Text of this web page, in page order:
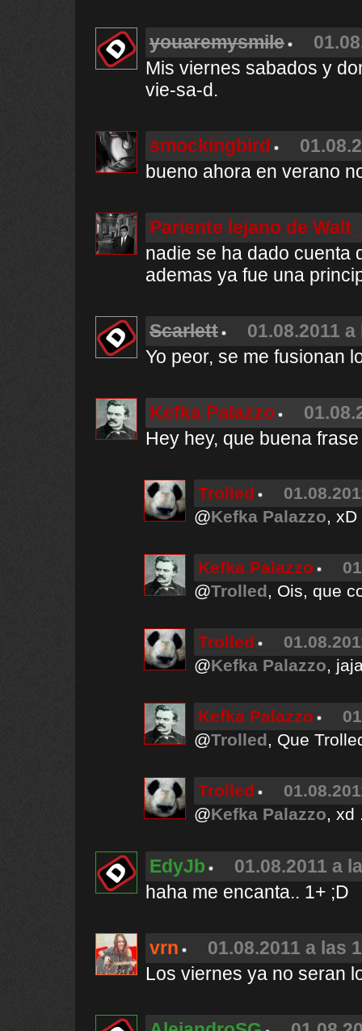
youaremysmile
Mis viernes sabados y
vie-sa-d.
smockingbird
bueno ahora en verano
Pariente lejano de
nadie se ha dado cuenta
ademas ya fue una
Scarlett
01.08.2011
Yo peor, se me fusionan
Kefka Palazzo
Hey hey, que buena
Trolled
@Kefka Palazzo,
Kefka Palazzo
@Trolled, Ois, que
Trolled
@Kefka Palazzo,
Kefka Palazzo
@Trolled, Que
Trolled
@Kefka Palazzo, xd
EdyJb
01.08.2011 a
haha me encanta.. 1+ ;D
vrn
01.08.2011 a las
Los viernes ya no seran